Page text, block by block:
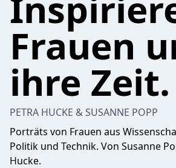
Frauen
ihre Zeit.
PETRA HUCKE & SUSANNE POPP
Porträts von Frauen aus
Politik und Technik. Von Susanne
Hucke.